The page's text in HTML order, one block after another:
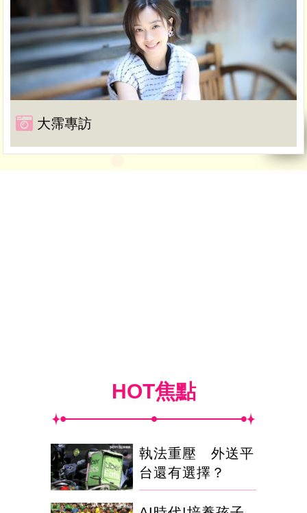
大霈專訪
HOT焦點
執法重壓 外送平
台還有選擇？